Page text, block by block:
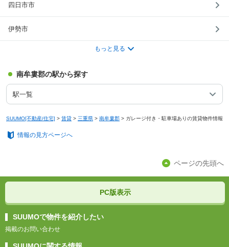
四日市市
伊勢市
もっと見る
南牟婁郡の駅から探す
駅一覧
SUUMO[不動産/住宅] > 賃貸 > 三重県 > 南牟婁郡 > ガレージ付き・駐車場ありの賃貸物件情報
情報の見方ページへ
ページの先頭へ
PC版表示
SUUMOで物件を紹介したい
掲載のお問い合わせ